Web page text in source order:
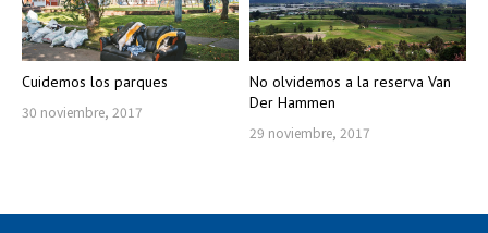
Cuidemos los parques
30 noviembre, 2017
No olvidemos a la reserva Van
Der Hammen
29 noviembre, 2017